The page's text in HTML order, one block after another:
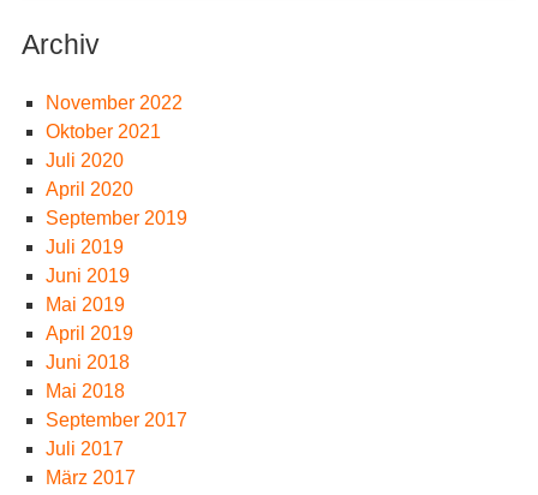
Archiv
November 2022
Oktober 2021
Juli 2020
April 2020
September 2019
Juli 2019
Juni 2019
Mai 2019
April 2019
Juni 2018
Mai 2018
September 2017
Juli 2017
März 2017